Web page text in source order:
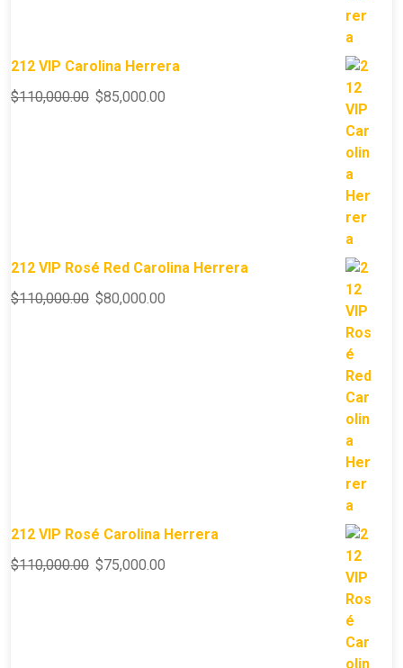
212 VIP Carolina Herrera
$110,000.00 $85,000.00
212 VIP Rosé Red Carolina Herrera
$110,000.00 $80,000.00
212 VIP Rosé Carolina Herrera
$110,000.00 $75,000.00